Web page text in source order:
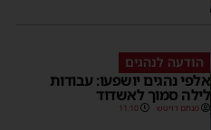
הודעה לנהגים
אלפי נהגים יושפעו: עבודות
לילה סמוך לאשדוד
מנחם דויטש 11:10